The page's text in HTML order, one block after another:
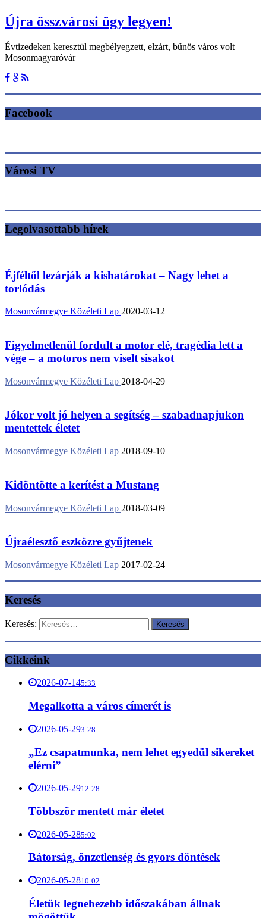
Újra összvárosi ügy legyen!
Évtizedeken keresztül megbélyegzett, elzárt, bűnös város volt
Mosonmagyaróvár
Facebook
Városi TV
Legolvasottabb hírek
Éjféltől lezárják a kishatárokat – Nagy lehet a
torlódás
Mosonvármegye Közéleti Lap 2020-03-12
Figyelmetlenül fordult a motor elé, tragédia lett a
vége – a motoros nem viselt sisakot
Mosonvármegye Közéleti Lap 2018-04-29
Jókor volt jó helyen a segítség – szabadnapjukon
mentettek életet
Mosonvármegye Közéleti Lap 2018-09-10
Kidöntötte a kerítést a Mustang
Mosonvármegye Közéleti Lap 2018-03-09
Újraélesztő eszközre gyűjtenek
Mosonvármegye Közéleti Lap 2017-02-24
Keresés
Keresés:
Cikkeink
2026-07-145:33
Megalkotta a város címerét is
2026-05-293:28
„Ez csapatmunka, nem lehet egyedül sikereket
elérni”
2026-05-2912:28
Többször mentett már életet
2026-05-285:02
Bátorság, önzetlenség és gyors döntések
2026-05-2810:02
Életük legnehezebb időszakában állnak